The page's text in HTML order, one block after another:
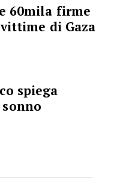
60mila firme
di Gaza
spiega